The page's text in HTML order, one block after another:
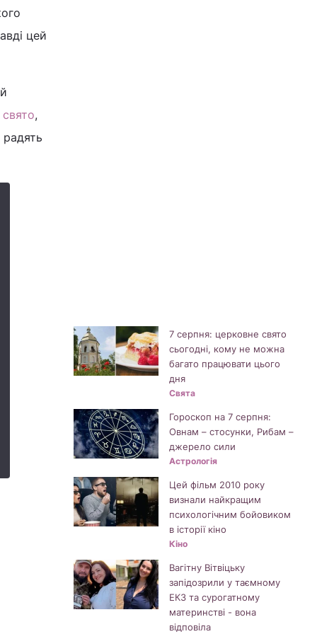
цей
,
7 серпня: церковне свято
сьогодні, кому не можна
багато працювати цього
дня
Свята
Гороскоп на 7 серпня:
Овнам – стосунки, Рибам –
джерело сили
Астрологія
Цей фільм 2010 року
визнали найкращим
психологічним бойовиком
в історії кіно
Кіно
Вагітну Вітвіцьку
запідозрили у таємному
ЕКЗ та сурогатному
материнстві - вона
відповіла